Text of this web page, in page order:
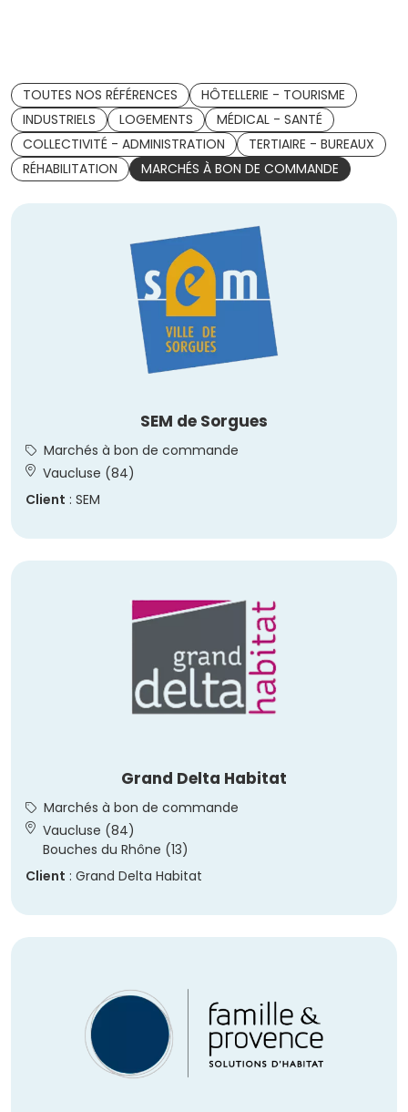
TOUTES NOS RÉFÉRENCES
HÔTELLERIE - TOURISME
INDUSTRIELS
LOGEMENTS
MÉDICAL - SANTÉ
COLLECTIVITÉ - ADMINISTRATION
TERTIAIRE - BUREAUX
RÉHABILITATION
MARCHÉS À BON DE COMMANDE
SEM de Sorgues
Marchés à bon de commande
Vaucluse (84)
Client : SEM
Grand Delta Habitat
Marchés à bon de commande
Vaucluse (84)
Bouches du Rhône (13)
Client : Grand Delta Habitat